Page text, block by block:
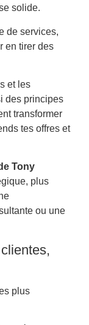
solide.
de services,
en tirer des
et les
des principes
transformer
tes offres et
Tony
plus
ou une
plus